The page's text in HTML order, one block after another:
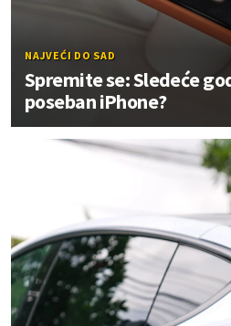
NAJVEĆI DO SAD
Spremite se: Sledeće
poseban iPhone?